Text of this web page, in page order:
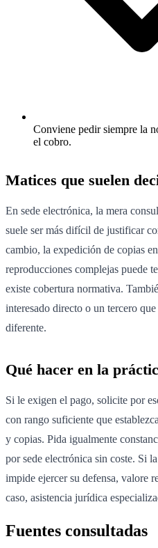
Conviene pedir siempre la
el cobro.
Matices que suelen
En sede electrónica, la mera
suele ser más difícil de justificar
cambio, la expedición de copias
reproducciones complejas puede
existe cobertura normativa.
interesado directo o un tercero
diferente.
Qué hacer en la
Si le exigen el pago, solicite por
con rango suficiente que
y copias. Pida igualmente
por sede electrónica sin coste. Si
impide ejercer su defensa, valore
caso, asistencia jurídica
Fuentes consultadas